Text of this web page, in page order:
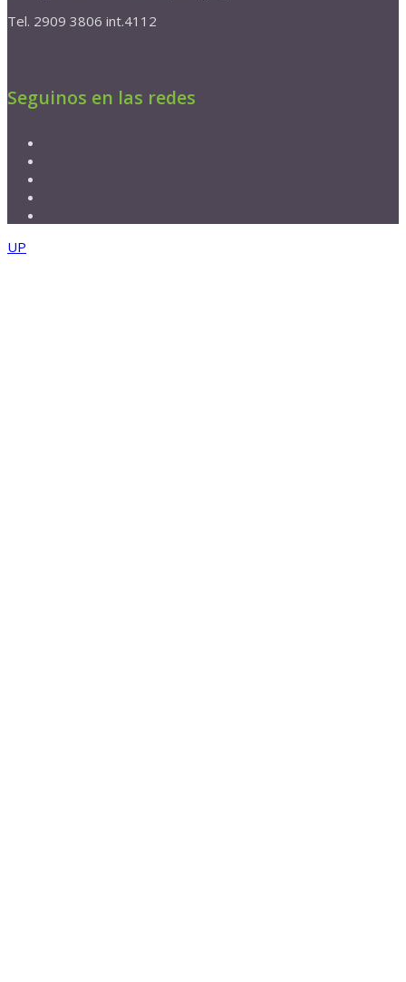
Tel. 2909 3806 int.4112
Seguinos en las redes
UP